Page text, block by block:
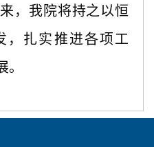
，我院将持之以恒
，扎实推进各项工